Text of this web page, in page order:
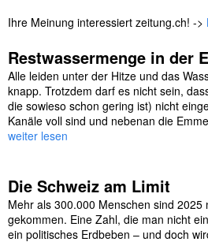
Ihre Meinung interessiert zeitung.ch! ->
Restwassermenge in der
Alle leiden unter der Hitze und das
knapp. Trotzdem darf es nicht sein,
die sowieso schon gering ist) nicht
Kanäle voll sind und nebenan die
weiter lesen
Die Schweiz am Limit
Mehr als 300.000 Menschen sind 2025
gekommen. Eine Zahl, die man nicht
ein politisches Erdbeben – und doch